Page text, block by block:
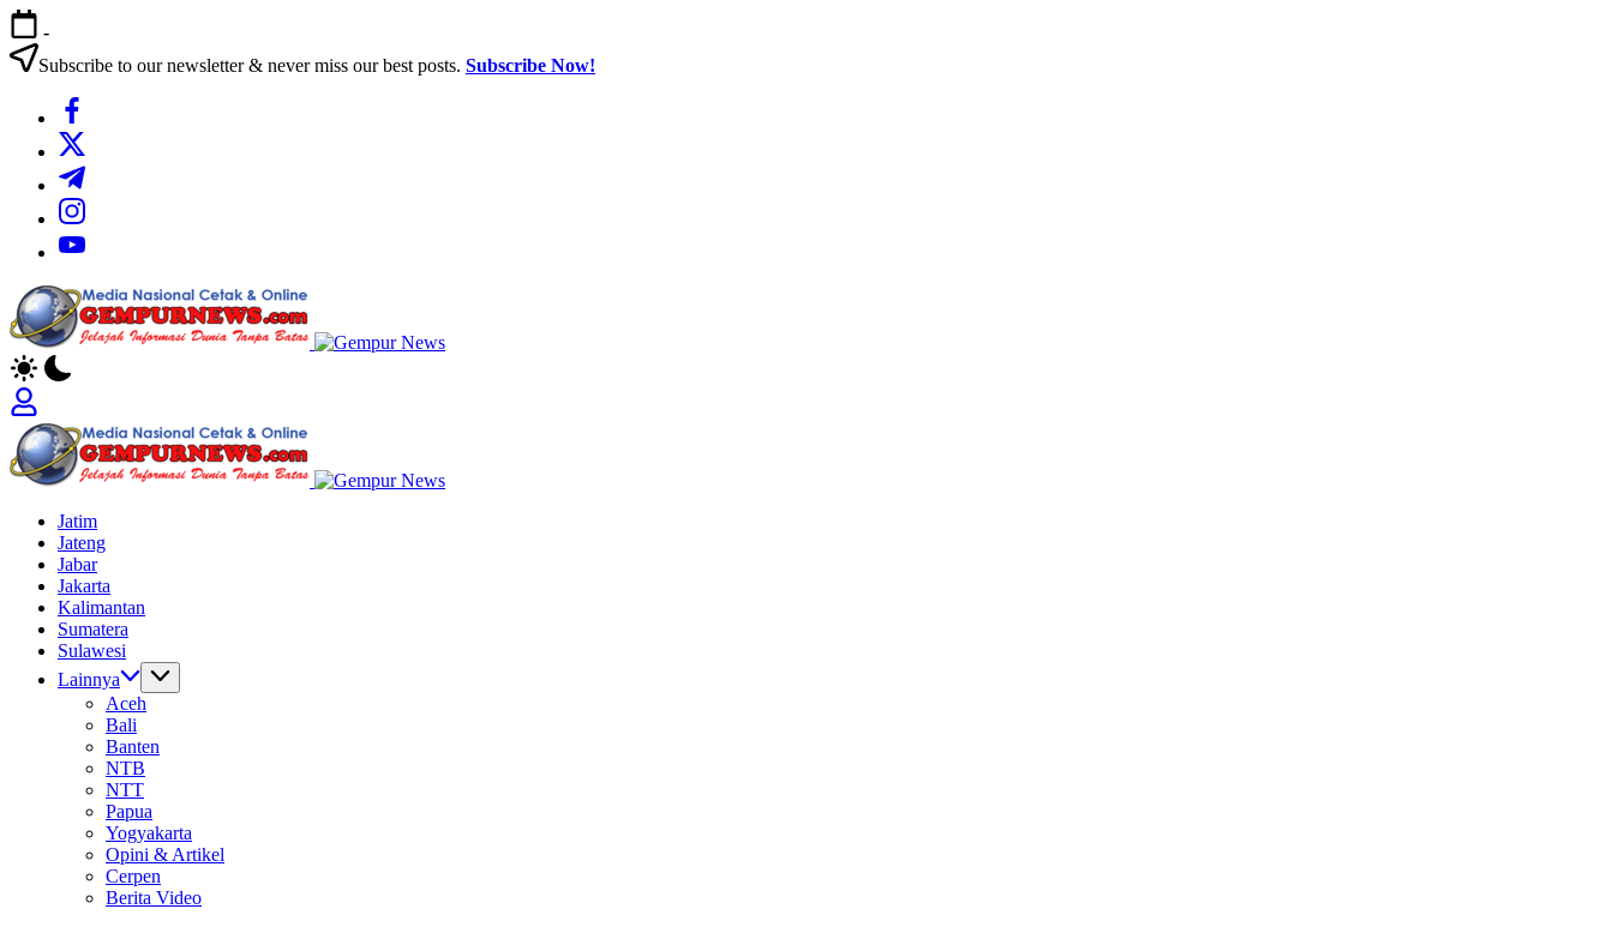
Skip
to
content
-
Subscribe to our newsletter & never miss our best posts. Subscribe Now!
https://www.facebook.com/
https://twitter.com/
https://t.me/
https://www.instagram.com/
https://youtube.com/
Jelajah
Informasi
Dunia
Tanpa
Batas
Informasi
Dunia
Tanpa
Batas
Jatim
Jateng
Jabar
Jakarta
Kalimantan
Sumatera
Sulawesi
Lainnya
Aceh
Bali
Banten
NTB
NTT
Papua
Yogyakarta
Opini & Artikel
Cerpen
Berita Video